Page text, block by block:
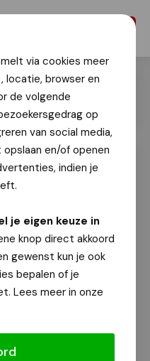
via cookies meer
locatie, browser en
de volgende
op
van social media,
en/of openen
indien je
je eigen keuze in
knop direct akkoord
gewenst kun je ook
bepalen of je
Lees meer in onze
jaar 2024 is
de
van het
De titel ging naar
Vries, Bauke Smit
Samen toverden zij
Nyma om tot de